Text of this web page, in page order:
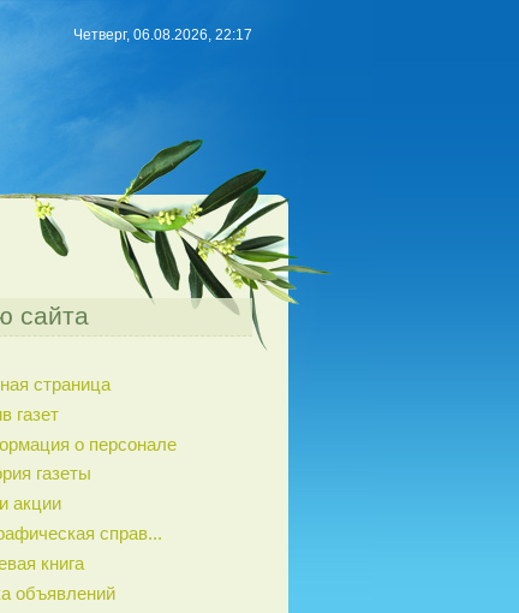
Четверг, 06.08.2026, 22:17
сайта
страница
газет
о персонале
газеты
акции
справ...
книга
объявлений